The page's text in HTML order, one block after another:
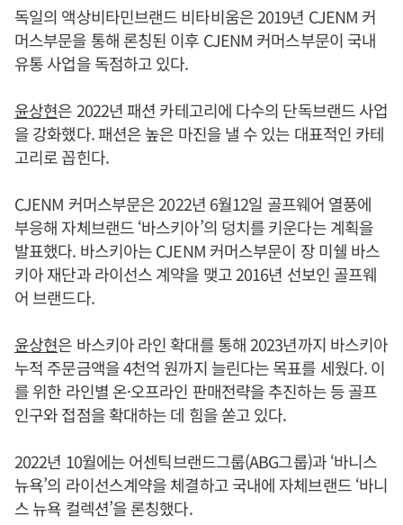
독일의 액상비타민브랜드 비타비움은 2019년 CJENM 커
머스부문을 통해 론칭된 이후 CJENM 커머스부문이 국내
유통 사업을 독점하고 있다.
윤상현은 2022년 패션 카테고리에 다수의 단독브랜드 사업
을 강화했다. 패션은 높은 마진을 낼 수 있는 대표적인 카테
고리로 꼽힌다.
CJENM 커머스부문은 2022년 6월12일 골프웨어 열풍에
부응해 자체브랜드 ‘바스키아’의 덩치를 키운다는 계획을
발표했다. 바스키아는 CJENM 커머스부문이 장 미쉘 바스
키아 재단과 라이선스 계약을 맺고 2016년 선보인 골프웨
어 브랜드다.
윤상현은 바스키아 라인 확대를 통해 2023년까지 바스키아
누적 주문금액을 4천억 원까지 늘린다는 목표를 세웠다. 이
를 위한 라인별 온·오프라인 판매전략을 추진하는 등 골프
인구와 접점을 확대하는 데 힘을 쏟고 있다.
2022년 10월에는 어센틱브랜드그룹(ABG그룹)과 ‘바니스
뉴욕’의 라이선스계약을 체결하고 국내에 자체브랜드 ‘바니
스 뉴욕 컬렉션’을 론칭했다.